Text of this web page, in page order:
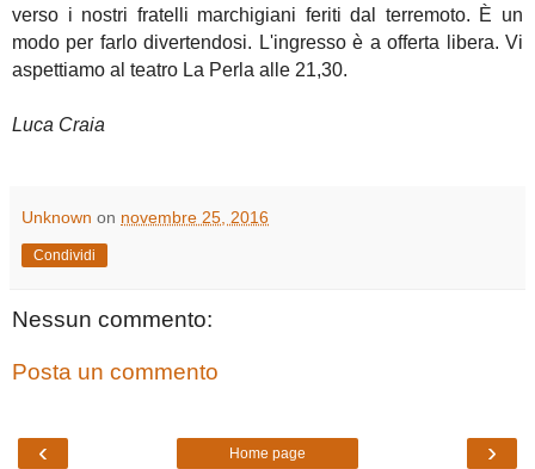
verso i nostri fratelli marchigiani feriti dal terremoto. È un
modo per farlo divertendosi. L'ingresso è a offerta libera. Vi
aspettiamo al teatro La Perla alle 21,30.
Luca Craia
Unknown on novembre 25, 2016
Condividi
Nessun commento:
Posta un commento
‹ ›
Home page